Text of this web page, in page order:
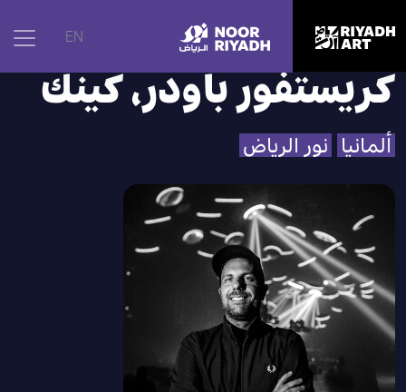
EN الرئيسية | الفنانون كريستفور باودر، كينك
كريستفور باودر، كينك
ألمانيا نور الرياض